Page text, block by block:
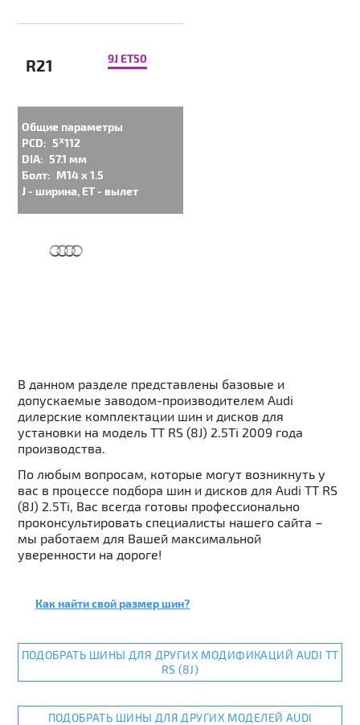
R21 9J ET50
Общие параметры
PCD: 5ᕁ112
DIA: 57.1 мм
Болт: M14 x 1.5
J - ширина, ET - вылет
В данном разделе представлены базовые и
допускаемые заводом-производителем Audi
дилерские комплектации шин и дисков для
установки на модель TT RS (8J) 2.5Ti 2009 года
производства.
По любым вопросам, которые могут возникнуть у
вас в процессе подбора шин и дисков для Audi TT RS
(8J) 2.5Ti, Вас всегда готовы профессионально
проконсультировать специалисты нашего сайта –
мы работаем для Вашей максимальной
уверенности на дороге!
Как найти свой размер шин?
ПОДОБРАТЬ ШИНЫ ДЛЯ ДРУГИХ МОДИФИКАЦИЙ AUDI TT
RS (8J)
ПОДОБРАТЬ ШИНЫ ДЛЯ ДРУГИХ МОДЕЛЕЙ AUDI